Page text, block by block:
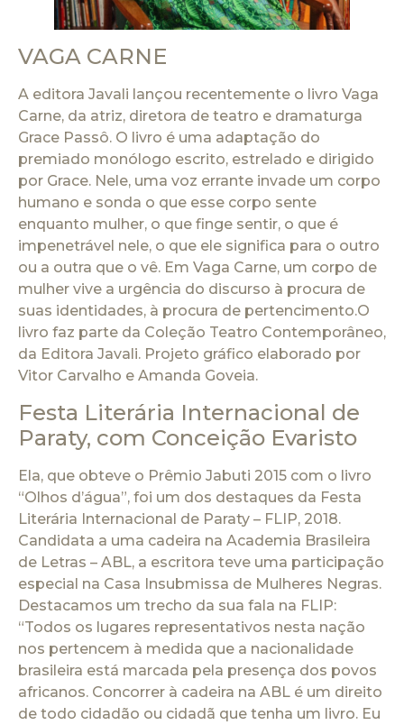
VAGA CARNE
A editora Javali lançou recentemente o livro Vaga
Carne, da atriz, diretora de teatro e dramaturga
Grace Passô. O livro é uma adaptação do
premiado monólogo escrito, estrelado e dirigido
por Grace. Nele, uma voz errante invade um corpo
humano e sonda o que esse corpo sente
enquanto mulher, o que finge sentir, o que é
impenetrável nele, o que ele significa para o outro
ou a outra que o vê. Em Vaga Carne, um corpo de
mulher vive a urgência do discurso à procura de
suas identidades, à procura de pertencimento.O
livro faz parte da Coleção Teatro Contemporâneo,
da Editora Javali. Projeto gráfico elaborado por
Vitor Carvalho e Amanda Goveia.
Festa Literária Internacional de
Paraty, com Conceição Evaristo
Ela, que obteve o Prêmio Jabuti 2015 com o livro
“Olhos d’água”, foi um dos destaques da Festa
Literária Internacional de Paraty – FLIP, 2018.
Candidata a uma cadeira na Academia Brasileira
de Letras – ABL, a escritora teve uma participação
especial na Casa Insubmissa de Mulheres Negras.
Destacamos um trecho da sua fala na FLIP:
“Todos os lugares representativos nesta nação
nos pertencem à medida que a nacionalidade
brasileira está marcada pela presença dos povos
africanos. Concorrer à cadeira na ABL é um direito
de todo cidadão ou cidadã que tenha um livro. Eu